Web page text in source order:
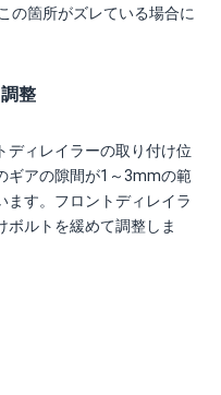
の箇所がズレている場合に
整
ディレイラーの取り付け位
ギアの隙間が1～3mmの範
ます。フロントディレイラ
ボルトを緩めて調整しま